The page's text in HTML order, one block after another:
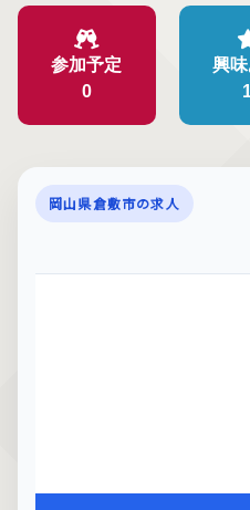
参加予定
0
興味
岡山県倉敷市の求人